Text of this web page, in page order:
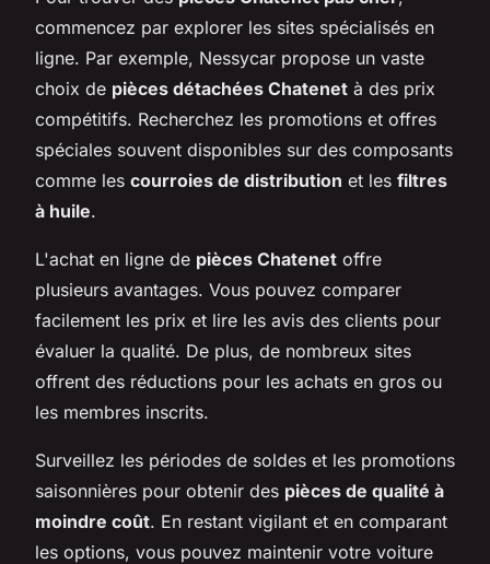
commencez par explorer les sites spécialisés en
ligne. Par exemple, Nessycar propose un vaste
choix de pièces détachées Chatenet à des prix
compétitifs. Recherchez les promotions et offres
spéciales souvent disponibles sur des composants
comme les courroies de distribution et les filtres
à huile.
L'achat en ligne de pièces Chatenet offre
plusieurs avantages. Vous pouvez comparer
facilement les prix et lire les avis des clients pour
évaluer la qualité. De plus, de nombreux sites
offrent des réductions pour les achats en gros ou
les membres inscrits.
Surveillez les périodes de soldes et les promotions
saisonnières pour obtenir des pièces de qualité à
moindre coût. En restant vigilant et en comparant
les options, vous pouvez maintenir votre voiture